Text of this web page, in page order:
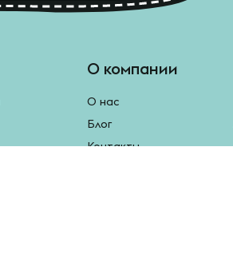
О компании
О нас
Блог
Контакты